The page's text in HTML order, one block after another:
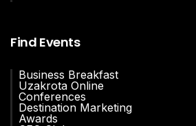
Find Events
Business Breakfast
Uzakrota Online
Conferences
Destination Marketing
Awards